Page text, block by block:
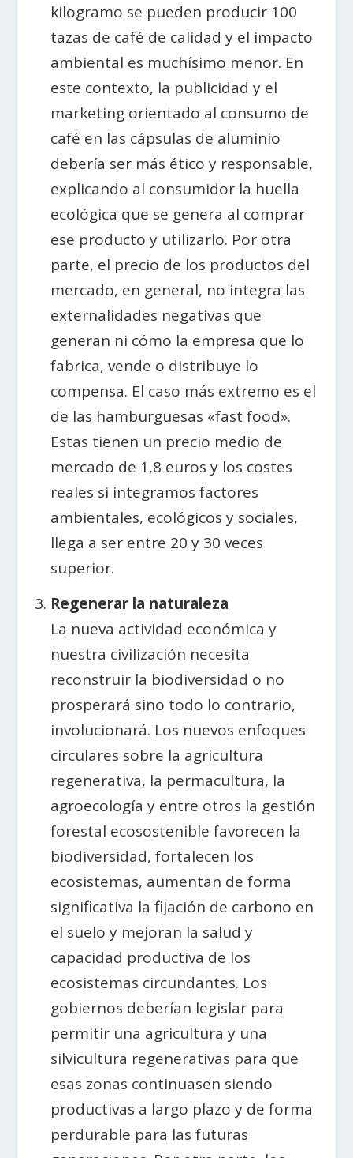
kilogramo se pueden producir 100
tazas de café de calidad y el impacto
ambiental es muchísimo menor. En
este contexto, la publicidad y el
marketing orientado al consumo de
café en las cápsulas de aluminio
debería ser más ético y responsable,
explicando al consumidor la huella
ecológica que se genera al comprar
ese producto y utilizarlo. Por otra
parte, el precio de los productos del
mercado, en general, no integra las
externalidades negativas que
generan ni cómo la empresa que lo
fabrica, vende o distribuye lo
compensa. El caso más extremo es el
de las hamburguesas «fast food».
Estas tienen un precio medio de
mercado de 1,8 euros y los costes
reales si integramos factores
ambientales, ecológicos y sociales,
llega a ser entre 20 y 30 veces
superior.
Regenerar la naturaleza
La nueva actividad económica y
nuestra civilización necesita
reconstruir la biodiversidad o no
prosperará sino todo lo contrario,
involucionará. Los nuevos enfoques
circulares sobre la agricultura
regenerativa, la permacultura, la
agroecología y entre otros la gestión
forestal ecosostenible favorecen la
biodiversidad, fortalecen los
ecosistemas, aumentan de forma
significativa la fijación de carbono en
el suelo y mejoran la salud y
capacidad productiva de los
ecosistemas circundantes. Los
gobiernos deberían legislar para
permitir una agricultura y una
silvicultura regenerativas para que
esas zonas continuasen siendo
productivas a largo plazo y de forma
perdurable para las futuras